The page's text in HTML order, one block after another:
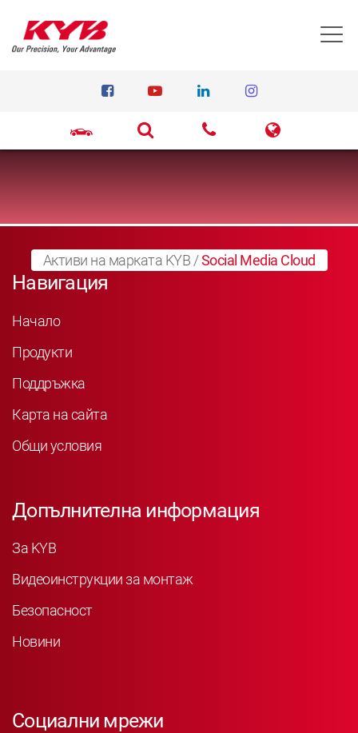
Активи на марката KYB /Social Media Cloud
Навигация
Начало
Продукти
Поддръжка
Карта на сайта
Общи условия
Допълнителна информация
За KYB
Видеоинструкции за монтаж
Безопасност
Новини
Социални мрежи